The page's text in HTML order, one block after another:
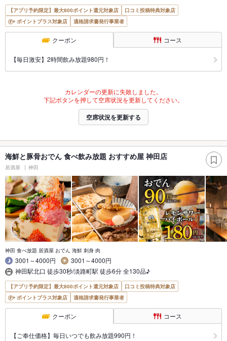
【アプリ予約限定】最大800ポイント還元対象店
口コミ投稿特典対象店
ポイントプラス対象店
適格請求書発行事業者
クーポン コース
【毎日激安】2時間飲み放題980円！
カレンダーの更新に失敗しました。
下記ボタンを押して空席状況を更新してください。
空席状況を更新する
海鮮と豚骨おでん 食べ飲み放題 おすすめ屋 神田店
居酒屋 神田
神田 食べ放題 居酒屋 おでん 海鮮 刺身 肉
3001～4000円
3001～4000円
神田駅北口 徒歩30秒/淡路町駅 徒歩6分 全130品♪
【アプリ予約限定】最大800ポイント還元対象店
口コミ投稿特典対象店
ポイントプラス対象店
適格請求書発行事業者
クーポン コース
【ご奉仕価格】毎日いつでも飲み放題990円！